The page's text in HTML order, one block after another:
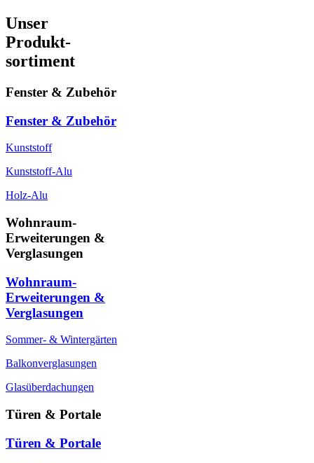
Unser
Produkt-
sortiment
Fenster & Zubehör
Fenster & Zubehör
Kunststoff
Kunststoff-Alu
Holz-Alu
Wohnraum-
Erweiterungen &
Verglasungen
Wohnraum-
Erweiterungen &
Verglasungen
Sommer- & Wintergärten
Balkonverglasungen
Glasüberdachungen
Türen & Portale
Türen & Portale